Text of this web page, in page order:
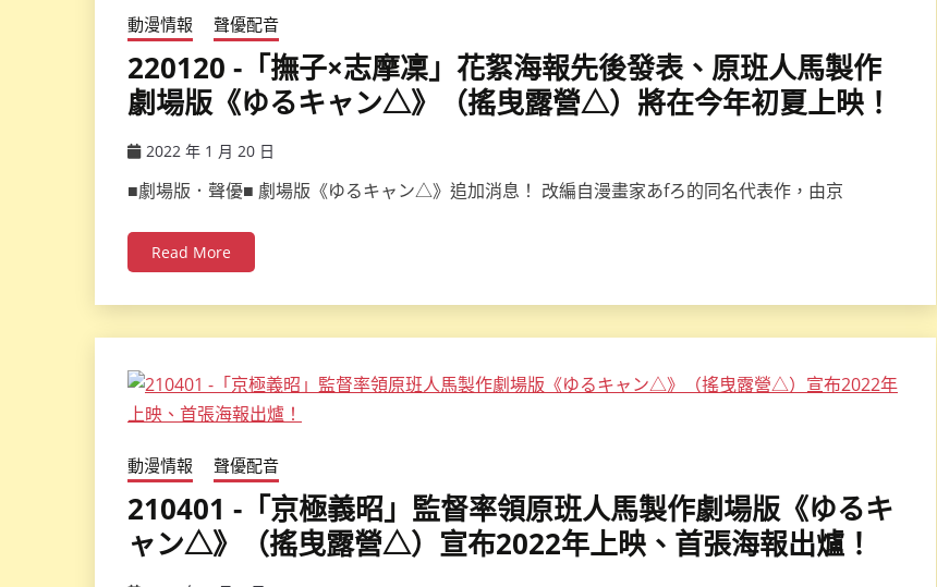
動漫情報 聲優配音
220120 -「撫子×志摩凜」花絮海報先後發表、原班人馬製作
劇場版《ゆるキャン△》（搖曳露營△）將在今年初夏上映！
2022 年 1 月 20 日
■劇場版．聲優■ 劇場版《ゆるキャン△》追加消息！ 改編自漫畫家あfろ的同名代表作，由京
Read More
動漫情報 聲優配音
210401 -「京極義昭」監督率領原班人馬製作劇場版《ゆるキ
ャン△》（搖曳露營△）宣布2022年上映、首張海報出爐！